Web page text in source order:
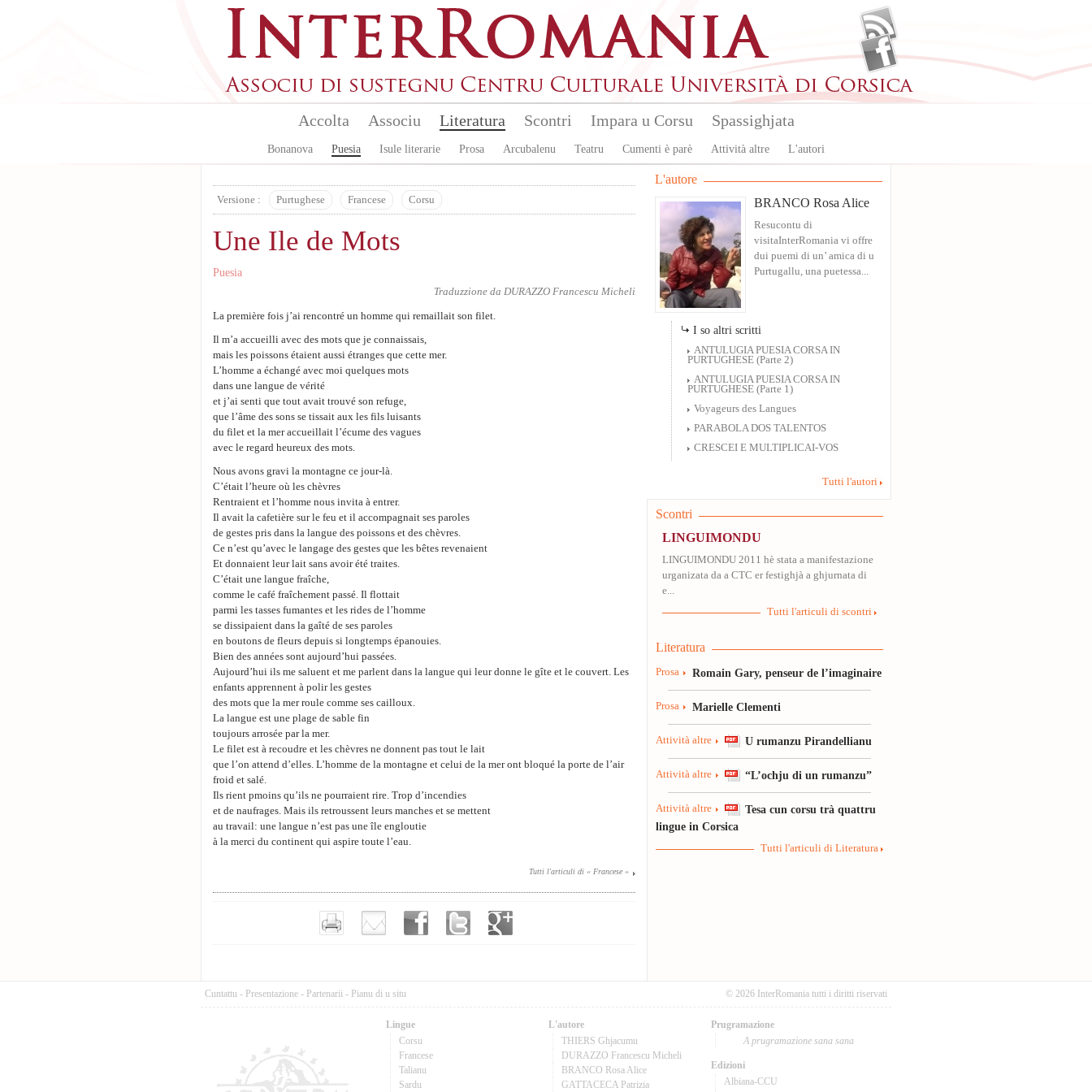
Accolta Associu Literatura
Bonanova Puesia Isule literarie Prosa Arcubalenu Teatru Cumenti è parè Attività altre L'autori
Scontri Impara u Corsu Spassighjata
Versione : Purtughese Francese Corsu
Une Ile de Mots
Puesia
Traduzzione da DURAZZO Francescu Micheli
La première fois j’ai rencontré un homme qui remaillait son filet.
Il m’a accueilli avec des mots que je connaissais,
mais les poissons étaient aussi étranges que cette mer.
L’homme a échangé avec moi quelques mots
dans une langue de vérité
et j’ai senti que tout avait trouvé son refuge,
que l’âme des sons se tissait aux les fils luisants
du filet et la mer accueillait l’écume des vagues
avec le regard heureux des mots.
Nous avons gravi la montagne ce jour-là.
C’était l’heure où les chèvres
Rentraient et l’homme nous invita à entrer.
Il avait la cafetière sur le feu et il accompagnait ses paroles
de gestes pris dans la langue des poissons et des chèvres.
Ce n’est qu’avec le langage des gestes que les bêtes revenaient
Et donnaient leur lait sans avoir été traites.
C’était une langue fraîche,
comme le café fraîchement passé. Il flottait
parmi les tasses fumantes et les rides de l’homme
se dissipaient dans la gaîté de ses paroles
en boutons de fleurs depuis si longtemps épanouies.
Bien des années sont aujourd’hui passées.
Aujourd’hui ils me saluent et me parlent dans la langue qui leur donne le gîte et le couvert. Les
enfants apprennent à polir les gestes
des mots que la mer roule comme ses cailloux.
La langue est une plage de sable fin
toujours arrosée par la mer.
Le filet est à recoudre et les chèvres ne donnent pas tout le lait
que l’on attend d’elles. L’homme de la montagne et celui de la mer ont bloqué la porte de l’air
froid et salé.
Ils rient pmoins qu’ils ne pourraient rire. Trop d’incendies
et de naufrages. Mais ils retroussent leurs manches et se mettent
au travail: une langue n’est pas une île engloutie
à la merci du continent qui aspire toute l’eau.
Tutti l'articuli di « Francese »
L'autore
BRANCO Rosa Alice
Resucontu di
visitaInterRomania vi offre
dui puemi di un’ amica di u
Purtugallu, una puetessa...
I so altri scritti
ANTULUGIA PUESIA CORSA IN
PURTUGHESE (Parte 2)
ANTULUGIA PUESIA CORSA IN
PURTUGHESE (Parte 1)
Voyageurs des Langues
PARABOLA DOS TALENTOS
CRESCEI E MULTIPLICAI-VOS
Tutti l'autori
Scontri
LINGUIMONDU
LINGUIMONDU 2011 hè stata a manifestazione
urganizata da a CTC er festighjà a ghjurnata di
e...
Tutti l'articuli di scontri
Literatura
Prosa Romain Gary, penseur de l’imaginaire
Prosa Marielle Clementi
Attività altre U rumanzu Pirandellianu
Attività altre “L’ochju di un rumanzu”
Attività altre
Tesa cun corsu trà quattru
lingue in Corsica
Tutti l'articuli di Literatura
Cuntattu - Presentazione - Partenarii - Pianu di u situ © 2026 InterRomania tutti i diritti riservati
Lingue
Corsu
Francese
Talianu
Sardu
L'autore
THIERS Ghjacumu
DURAZZO Francescu Micheli
BRANCO Rosa Alice
GATTACECA Patrizia
Prugramazione
A prugramazione sana sana
Edizioni
Albiana-CCU